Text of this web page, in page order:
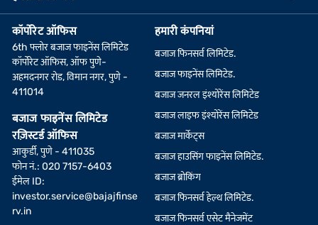
कॉर्पोरेट ऑफिस
6th फ्लोर बजाज फाइनेंस लिमिटेड
कॉर्पोरेट ऑफिस, ऑफ पुणे-
अहमदनगर रोड, विमान नगर, पुणे -
411014
बजाज फाइनेंस लिमिटेड
रज़िस्टर्ड ऑफिस
आकुर्डी, पुणे - 411035
फोन नं.: 020 7157-6403
ईमेल ID:
investor.service@bajajfinse
rv.in
हमारी कंपनियां
बजाज फिनसर्व लिमिटेड.
बजाज फाइनेंस लिमिटेड.
बजाज जनरल इंश्योरेंस लिमिटेड
बजाज लाइफ इंश्योरेंस लिमिटेड
बजाज मार्केट्स
बजाज हाउसिंग फाइनेंस लिमिटेड.
बजाज ब्रोकिंग
बजाज फिनसर्व हेल्थ लिमिटेड.
बजाज फिनसर्व एसेट मैनेजमेंट